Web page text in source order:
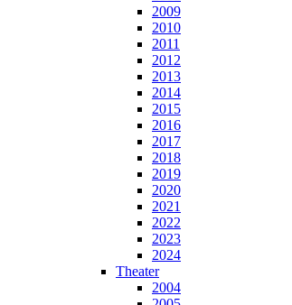
2009
2010
2011
2012
2013
2014
2015
2016
2017
2018
2019
2020
2021
2022
2023
2024
Theater
2004